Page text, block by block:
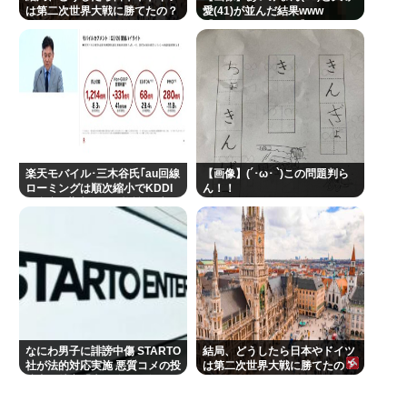
は第二次世界大戦に勝てたの？
愛(41)が並んだ結果www
楽天モバイル･三木谷氏｢au回線
ローミングは順次縮小でKDDI
【画像】(´･ω･ `)この問題判ら
ん！！
なにわ男子に誹謗中傷 STARTO
社が法的対応実施 悪質コメの投
結局、どうしたら日本やドイツ
は第二次世界大戦に勝てたの？